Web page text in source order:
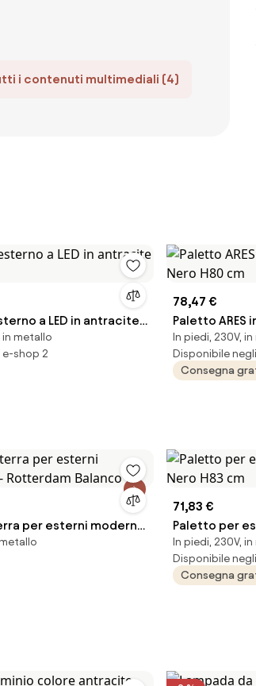
i contenuti multimediali (4)
a LED in antracite
in metallo
e-shop 2
78,47 €
Paletto ARES
Nero H80 cm
In piedi, 230V,
Disponibile
Consegna
per esterni moderna
Balanco
71,83 €
Paletto per
Nero H83 cm
In piedi, 230V,
Disponibile
Consegna